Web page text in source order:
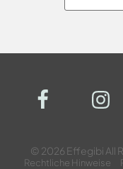
© 2026 Effegibi All
Rechtliche Hinweise